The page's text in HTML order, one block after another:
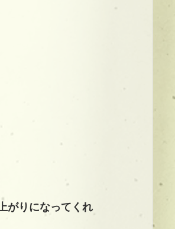
がりになってくれ